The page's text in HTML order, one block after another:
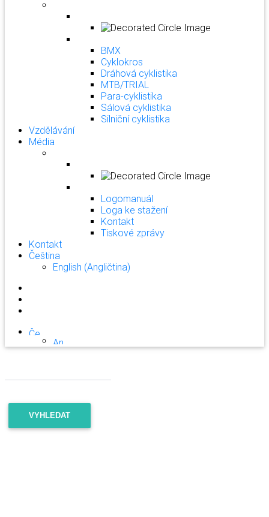
BMX
Cyklokros
Dráhová cyklistika
MTB/TRIAL
Para-cyklistika
Sálová cyklistika
Silniční cyklistika
Vzdělávání
Média
Logomanuál
Loga ke stažení
Kontakt
Tiskové zprávy
Kontakt
Čeština
English (Angličtina)
VYHLEDAT